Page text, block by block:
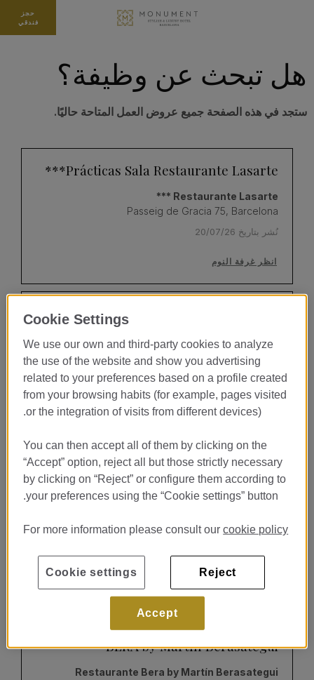
حجز
فندقي
هل تبحث عن وظيفة؟
ستجد في هذه الصفحة جميع عروض العمل المتاحة حاليًا.
Prácticas Sala Restaurante Lasarte***
Restaurante Lasarte ***
Passeig de Gracia 75, Barcelona
نُشر بتاريخ 20/07/26
انظر غرفة النوم
Prácticas Cocina - Restaurante
Restaurante Lasarte***
Passeig de Gracia 75 Barcelona
نُشر بتاريخ 20/07/26
انظر غرفة النوم
Prácticas Cocina - Pastelería
Restaurante Lasarte ***
Passeig de Gracia 75 Barcelona
انظر غرفة النوم
Prácticas de Cocina – Restaurante
BERA by Martín Berasategui
Restaurante Bera by Martín Berasategui
Cookie Settings
We use our own and third-party cookies to analyze
the use of the website and show you advertising
related to your preferences based on a profile created
from your browsing habits (for example, pages visited
or the integration of visits from different devices).
You can then accept all of them by clicking on the
“Accept” option, reject all but those strictly necessary
by clicking on “Reject” or configure them according to
your preferences using the “Cookie settings” button.
For more information please consult ourcookie policy
Reject
Accept
Cookie settings